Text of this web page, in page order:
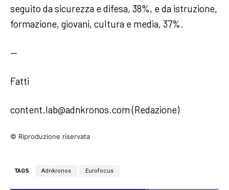
seguito da sicurezza e difesa, 38%, e da istruzione,
formazione, giovani, cultura e media, 37%.
—
Fatti
content.lab@adnkronos.com (Redazione)
© Riproduzione riservata
TAGS Adnkronos Eurofocus